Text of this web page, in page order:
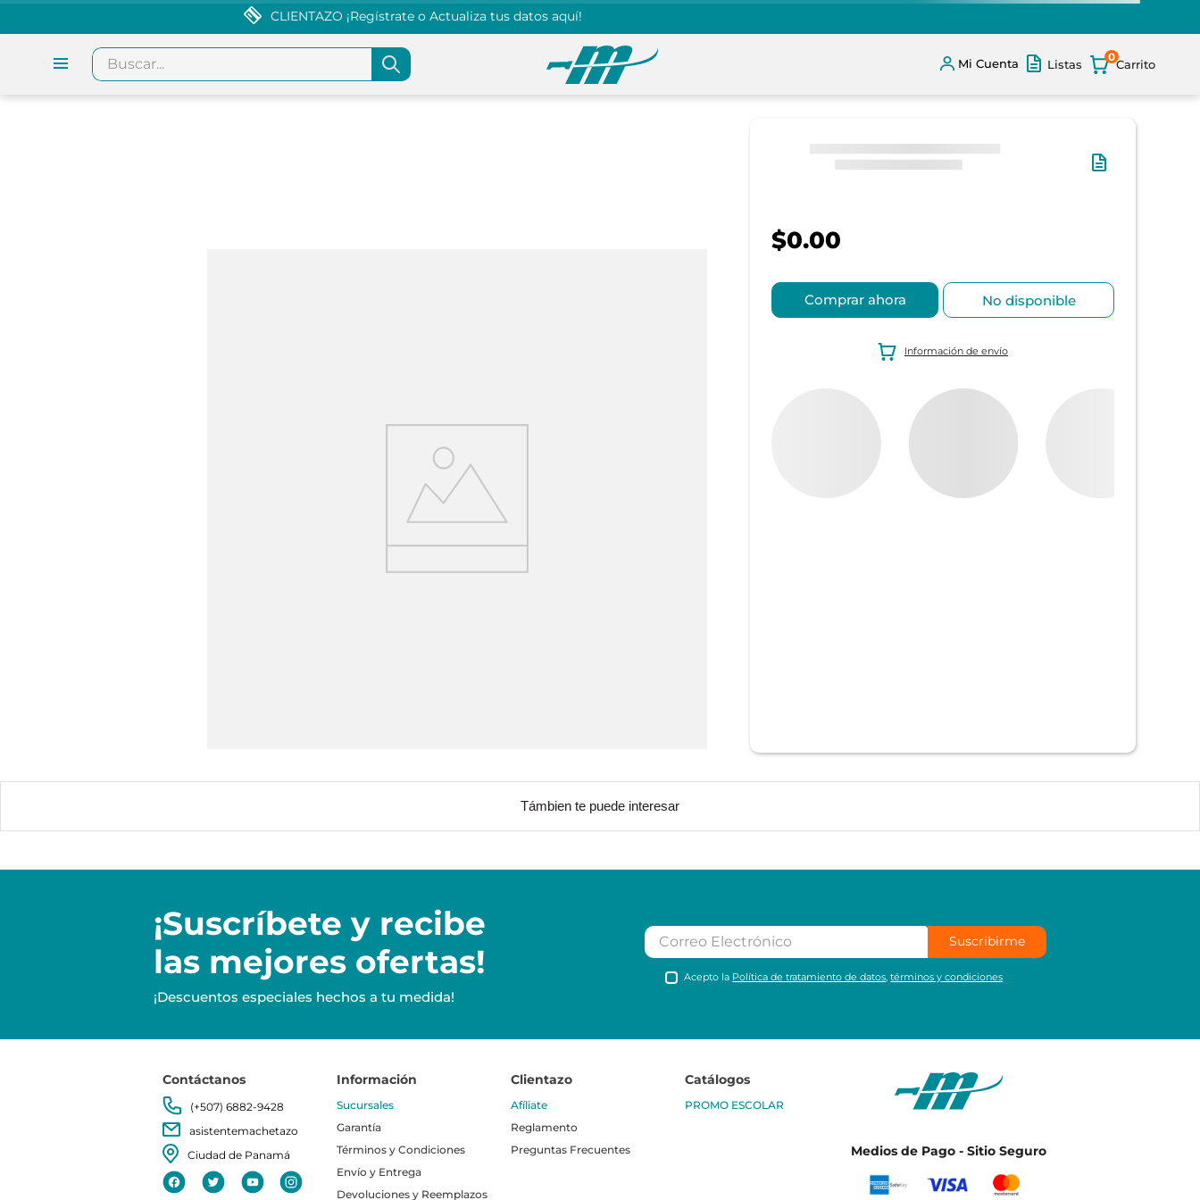
CLIENTAZO ¡Regístrate o Actualiza tus datos aquí!
Buscar...
Mi Cuenta Listas
0
$0.00
Comprar ahora No disponible
Información de envío
Támbien te puede interesar
¡Suscríbete y recibe
las mejores ofertas!
¡Descuentos especiales hechos a tu medida!
Suscribirme
Acepto la Política de tratamiento de datos,términos y condiciones
Contáctanos
(+507) 6882-9428
asistentemachetazo
Ciudad de Panamá
Información
Sucursales
Garantía
Términos y Condiciones
Envío y Entrega
Devoluciones y Reemplazos
Clientazo
Afíliate
Reglamento
Preguntas Frecuentes
Catálogos
PROMO ESCOLAR
Medios de Pago - Sitio Seguro